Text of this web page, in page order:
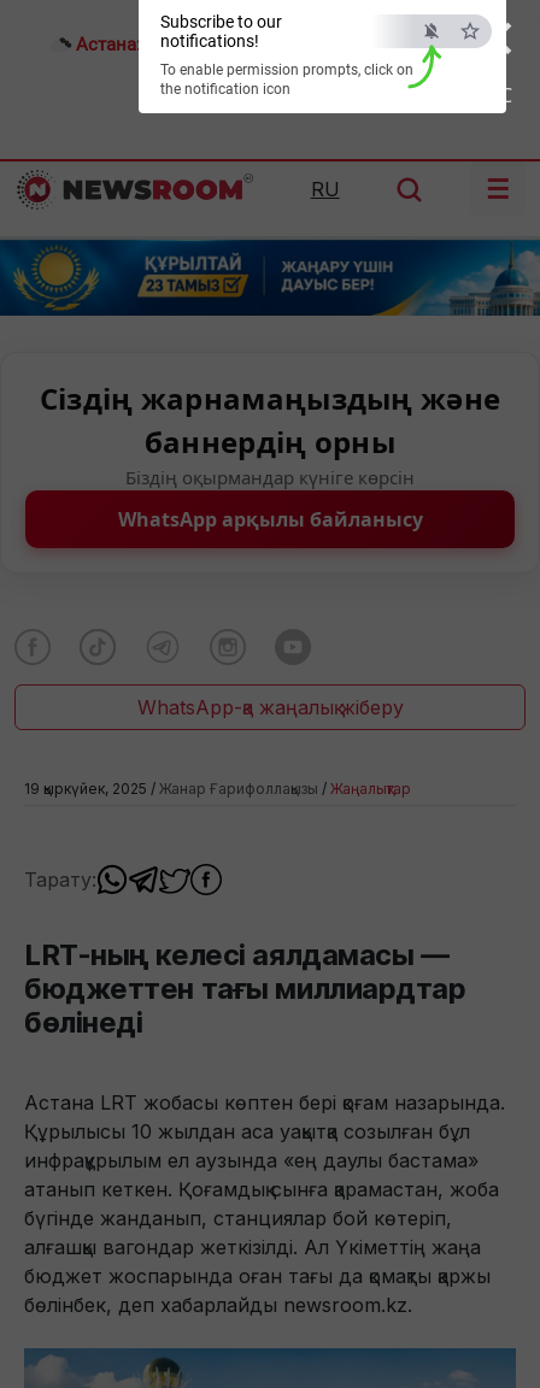
×
ESC
Subscribe to our
notifications!
To enable permission prompts, click on
the notification icon
Астана: 25°C Алматы: Шымкент:37°C
RU ☰
Сіздің жарнамаңыздың және
баннердің орны
Біздің оқырмандар күніге көрсін
WhatsApp арқылы байланысу
WhatsApp-қа жаңалық жіберу
19 қыркүйек, 2025 / Жанар Ғарифоллақызы / Жаңалықтар
Тарату:
LRT-ның келесі аялдамасы —
бюджеттен тағы миллиардтар
бөлінеді
Астана LRT жобасы көптен бері қоғам назарында.
Құрылысы 10 жылдан аса уақытқа созылған бұл
инфрақұрылым ел аузында «ең даулы бастама»
атанып кеткен. Қоғамдық сынға қарамастан, жоба
бүгінде жанданып, станциялар бой көтеріп,
алғашқы вагондар жеткізілді. Ал Үкіметтің жаңа
бюджет жоспарында оған тағы да қомақты қаржы
бөлінбек, деп хабарлайды newsroom.kz.